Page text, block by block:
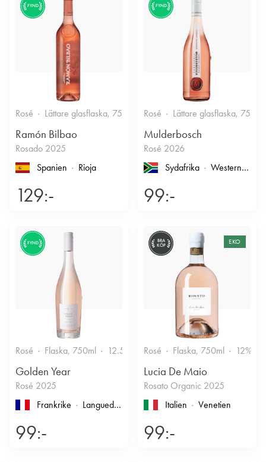
FYND
Rosé Lättare glasflaska, 750ml 12.5% Fruktigt & Smakrikt
Ramón Bilbao
Rosado 2025
Spanien
Rioja
129:-
FYND
Rosé Lättare glasflaska, 750ml
Mulderbosch
Rosé 2026
Sydafrika
Western Cape
99:-
FYND
Rosé Flaska, 750ml 12.5% Friskt & Bärigt
Golden Year
Rosé 2025
Frankrike
Languedoc-Roussillon , Pays d'Oc
99:-
BRA
KÖP
EKO
Rosé Flaska, 750ml 12%
Lucia De Maio
Rosato Organic 2025
Italien
Venetien
99:-